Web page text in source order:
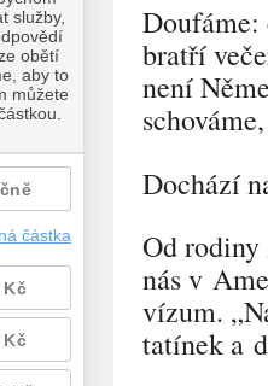
Doufáme:
bratří
není
Dochází
Od
nás v
vízum.
tatínek a